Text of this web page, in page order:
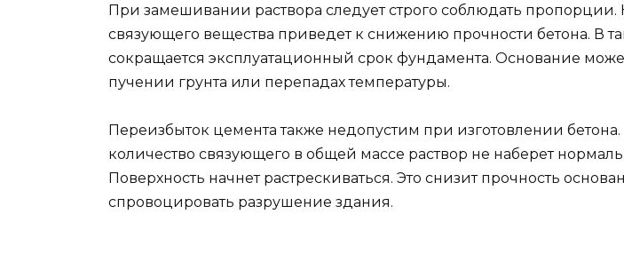
При замешивании раствора следует строго соблюдать пропорции.
связующего вещества приведет к снижению прочности бетона. В
сокращается эксплуатационный срок фундамента. Основание
пучении грунта или перепадах температуры.
Переизбыток цемента также недопустим при изготовлении
количество связующего в общей массе раствор не наберет
Поверхность начнет растрескиваться. Это снизит прочность
спровоцировать разрушение здания.